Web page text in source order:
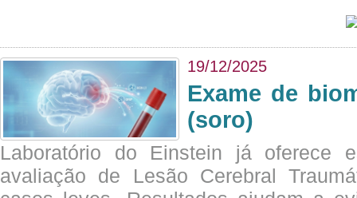
19/12/2025
Exame de
(soro)
Laboratório do Einstein já oferece
avaliação de Lesão Cerebral